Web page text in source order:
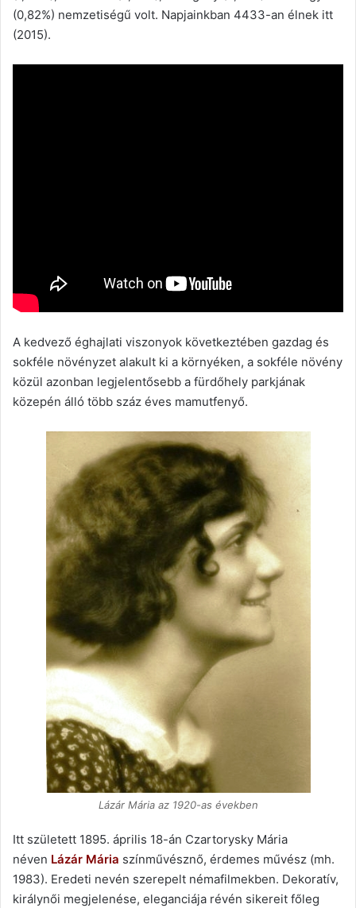
(0,82%) nemzetiségű volt. Napjainkban 4433-an élnek itt
(2015).
A kedvező éghajlati viszonyok következtében gazdag és
sokféle növényzet alakult ki a környéken, a sokféle növény
közül azonban legjelentősebb a fürdőhely parkjának
közepén álló több száz éves mamutfenyő.
Lázár Mária az 1920-as években
Itt született 1895. április 18-án Czartorysky Mária
néven Lázár Mária színművésznő, érdemes művész (mh.
1983). Eredeti nevén szerepelt némafilmekben. Dekoratív,
királynői megjelenése, eleganciája révén sikereit főleg